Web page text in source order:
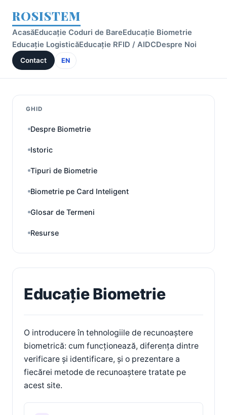
ROSISTEM
AcasăEducație Coduri de BareEducație Biometrie
Educație LogisticăEducație RFID / AIDCDespre Noi
Contact EN
GHID
Despre Biometrie
Istoric
Tipuri de Biometrie
Biometrie pe Card Inteligent
Glosar de Termeni
Resurse
Educație Biometrie
O introducere în tehnologiile de recunoaștere
biometrică: cum funcționează, diferența dintre
verificare și identificare, și o prezentare a
fiecărei metode de recunoaștere tratate pe
acest site.